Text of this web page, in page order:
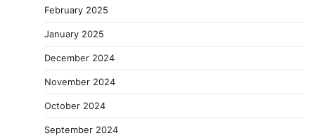
February 2025
January 2025
December 2024
November 2024
October 2024
September 2024